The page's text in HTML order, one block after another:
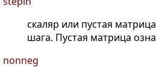
скаляр или пустая
шага. Пустая матрица
nonneg